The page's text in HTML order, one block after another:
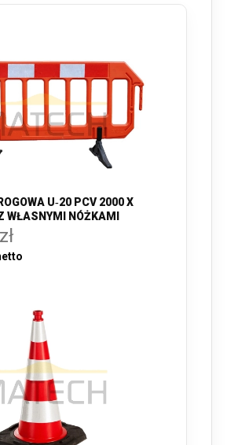
U‑20 PCV 2000 X
WŁASNYMI NÓŻKAMI